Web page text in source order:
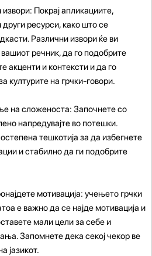
Покрај апликациите,
други ресурси, како што се
Различни извори ќе ви
речник, да го подобрите
акценти и контексти и да го
културите на грчки-говори.
на сложеноста: Започнете со
напредувајте во потешки.
тешкотија за да избегнете
и стабилно да ги подобрите
мотивација: учењето грчки
е важно да се најде мотивација и
мали цели за себе и
Запомнете дека секој чекор ве
јазикот.